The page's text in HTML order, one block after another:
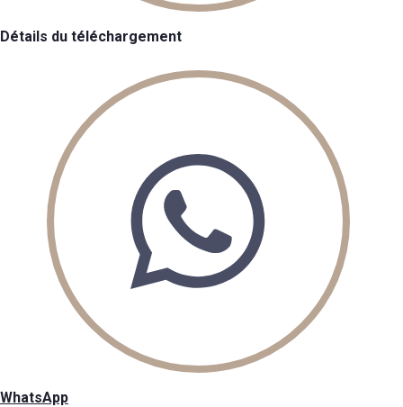
Détails du téléchargement
WhatsApp